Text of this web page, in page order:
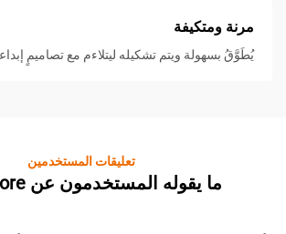
مرنة ومتكيفة
يُطَوَّقُ بسهولة ويتم تشكيله ليتلاءم مع تصاميمٍ
تعليقات المستخدمين
ما يقوله المستخدمون عن Lumimore